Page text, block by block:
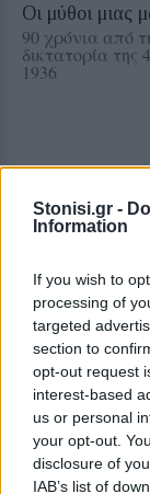
Stonisi.gr -
Information
If you wish to
processing of
targeted
section to
opt-out request
interest-based
us or personal
your opt-out.
disclosure of
IAB’s list of
Οι μύθοι μιας
90 χρόνια από
δικτατορία της
1936
Ένα Διεθνές
Συνέδριο για
Γράφει ο
ΚΑΛΑΜΑΤΑΣ
ΜΕ ΥΠΟΓΡΑΦΗ
Η τεχνολογία
Γράφει η